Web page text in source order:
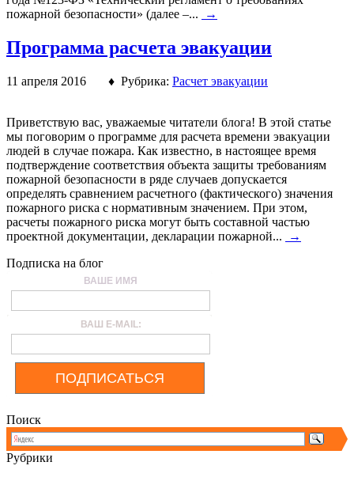
пожарной безопасности» (далее –...
→
Программа расчета эвакуации
11 апреля 2016 ♦ Рубрика: Расчет эвакуации
Приветствую вас, уважаемые читатели блога! В этой статье
мы поговорим о программе для расчета времени эвакуации
людей в случае пожара. Как известно, в настоящее время
подтверждение соответствия объекта защиты требованиям
пожарной безопасности в ряде случаев допускается
определять сравнением расчетного (фактического) значения
пожарного риска с нормативным значением. При этом,
расчеты пожарного риска могут быть составной частью
проектной документации, декларации пожарной...
→
Подписка на блог
ВАШЕ ИМЯ
ВАШ E-MAIL:
ПОДПИСАТЬСЯ
Поиск
Рубрики